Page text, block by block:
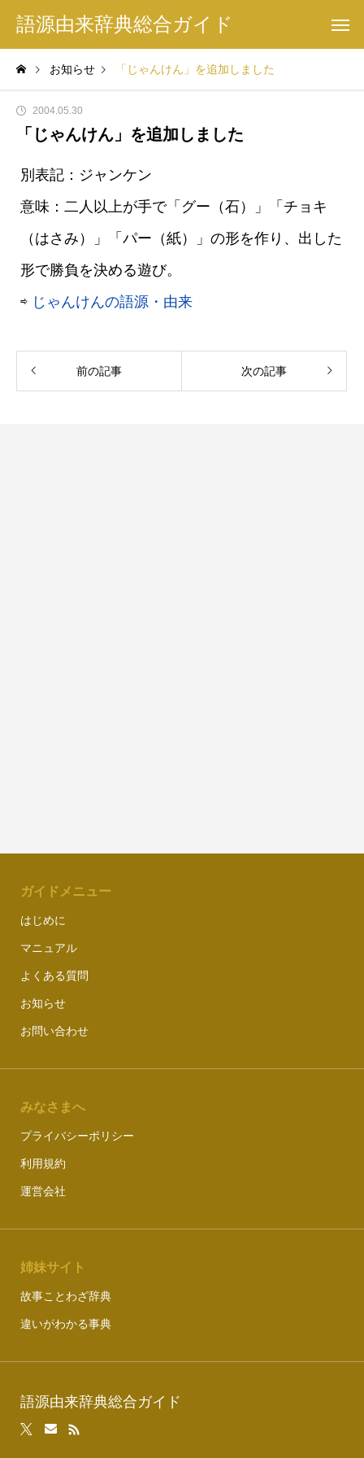
語源由来辞典総合ガイド
お知らせ 「じゃんけん」を追加しました
2004.05.30
「じゃんけん」を追加しました
別表記：ジャンケン
意味：二人以上が手で「グー（石）」「チョキ
（はさみ）」「パー（紙）」の形を作り、出した
形で勝負を決める遊び。
⇨ じゃんけんの語源・由来
前の記事 次の記事
ガイドメニュー
はじめに
マニュアル
よくある質問
お知らせ
お問い合わせ
みなさまへ
プライバシーポリシー
利用規約
運営会社
姉妹サイト
故事ことわざ辞典
違いがわかる事典
語源由来辞典総合ガイド